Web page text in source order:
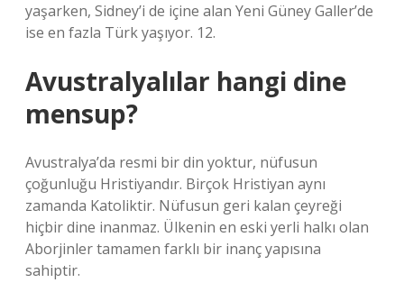
yaşarken, Sidney’i de içine alan Yeni Güney Galler’de
ise en fazla Türk yaşıyor. 12.
Avustralyalılar hangi dine
mensup?
Avustralya’da resmi bir din yoktur, nüfusun
çoğunluğu Hristiyandır. Birçok Hristiyan aynı
zamanda Katoliktir. Nüfusun geri kalan çeyreği
hiçbir dine inanmaz. Ülkenin en eski yerli halkı olan
Aborjinler tamamen farklı bir inanç yapısına
sahiptir.